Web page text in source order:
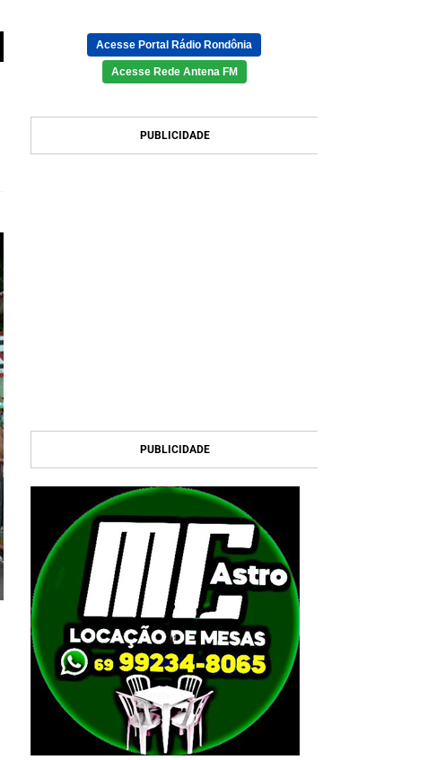
Acesse Portal Rádio Rondônia
Acesse Rede Antena FM
PUBLICIDADE
PUBLICIDADE